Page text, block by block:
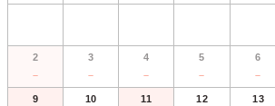
2
－
3
－
4
－
5
－
6
－
9 10 11 12 13